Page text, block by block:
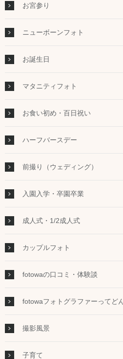
お宮参り
ニューボーンフォト
お誕生日
マタニティフォト
お食い初め・百日祝い
ハーフバースデー
前撮り（ウェディング）
入園入学・卒園卒業
成人式・1/2成人式
カップルフォト
fotowaの口コミ・体験談
fotowaフォトグラファーってど
撮影風景
子育て